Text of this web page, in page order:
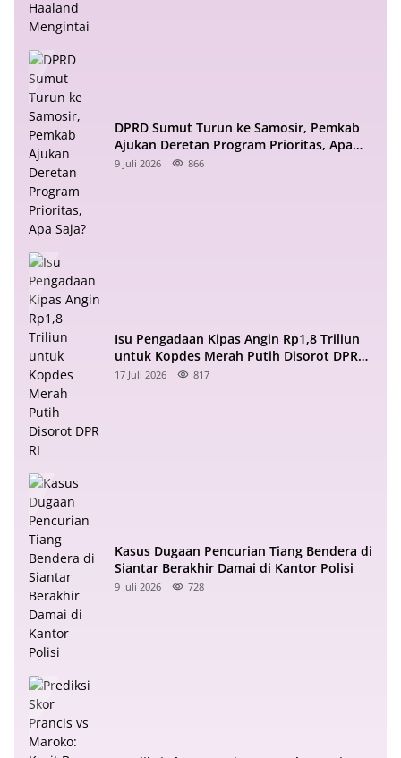
DPRD Sumut Turun ke Samosir, Pemkab
Ajukan Deretan Program Prioritas, Apa
Saja?
9 Juli 2026 866
Isu Pengadaan Kipas Angin Rp1,8 Triliun
untuk Kopdes Merah Putih Disorot DPR
RI
17 Juli 2026 817
Kasus Dugaan Pencurian Tiang Bendera di
Siantar Berakhir Damai di Kantor Polisi
9 Juli 2026 728